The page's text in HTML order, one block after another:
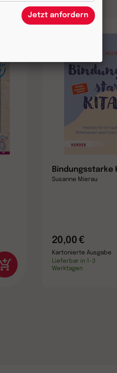
Bindungsstarke
Susanne Mierau
20,00 €
Kartonierte Ausgabe
Lieferbar in 1-3
Werktagen
Jetzt anfordern